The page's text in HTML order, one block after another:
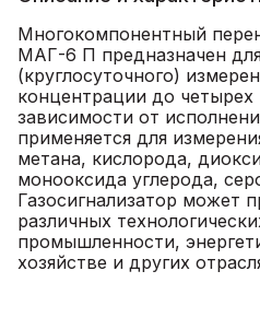
Многокомпонентный
МАГ-6 П предназначен
(круглосуточного)
концентрации до
зависимости от
применяется для
метана, кислорода,
монооксида углерода,
Газосигнализатор может
различных
промышленности,
хозяйстве и других